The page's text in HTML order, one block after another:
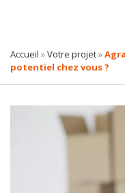
Accueil »Votre projet»
potentiel chez vous ?